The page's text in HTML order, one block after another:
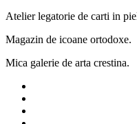
Atelier legatorie de carti in
Magazin de icoane ortodoxe.
Mica galerie de arta crestina.